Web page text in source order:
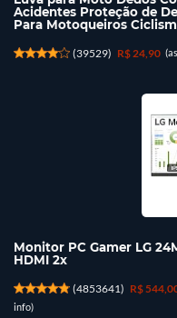
Acidentes Proteção de
Para Motoqueiros
(39529) R$ 24,90
Monitor PC Gamer LG
HDMI 2x
(4853641) R$
info)